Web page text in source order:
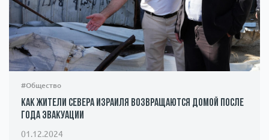
#Общество
Как жители севера Израиля возвращаются домой после
года эвакуации
01.12.2024